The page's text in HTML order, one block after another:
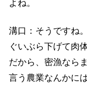
よね。
溝口：そうですね
ぐいぶら下げて肉
だから、密漁なら
言う農業なんかに